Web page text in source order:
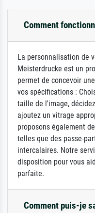
Comment
La personnalisation de
Meisterdrucke est un
permet de concevoir
vos spécifications :
taille de l'image,
ajoutez un vitrage
proposons également
telles que des passe-
intercalaires. Notre
disposition pour vous
parfaite.
Comment puis-je